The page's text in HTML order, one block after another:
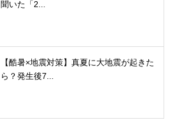
聞いた「2...
【酷暑×地震対策】真夏に大地震が起きた
ら？発生後7...